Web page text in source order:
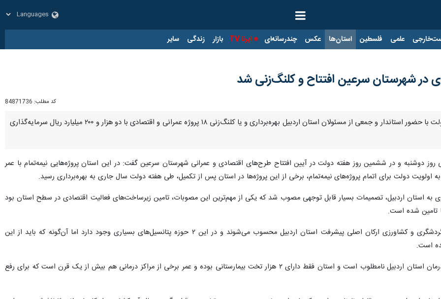
علمی فلسطین استان‌ها عکس چندرسانه‌ای ایرنا TV بازار زندگی سایر
کد مطلب: 84871736